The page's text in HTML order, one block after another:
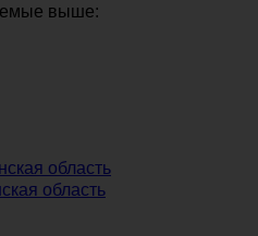
выше:
область
область